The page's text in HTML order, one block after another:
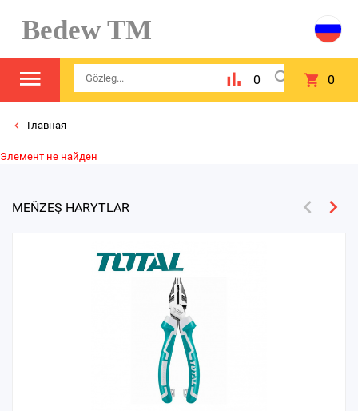
Bedew TM
0 0
Главная
Элемент не найден
MEŇZEŞ HARYTLAR